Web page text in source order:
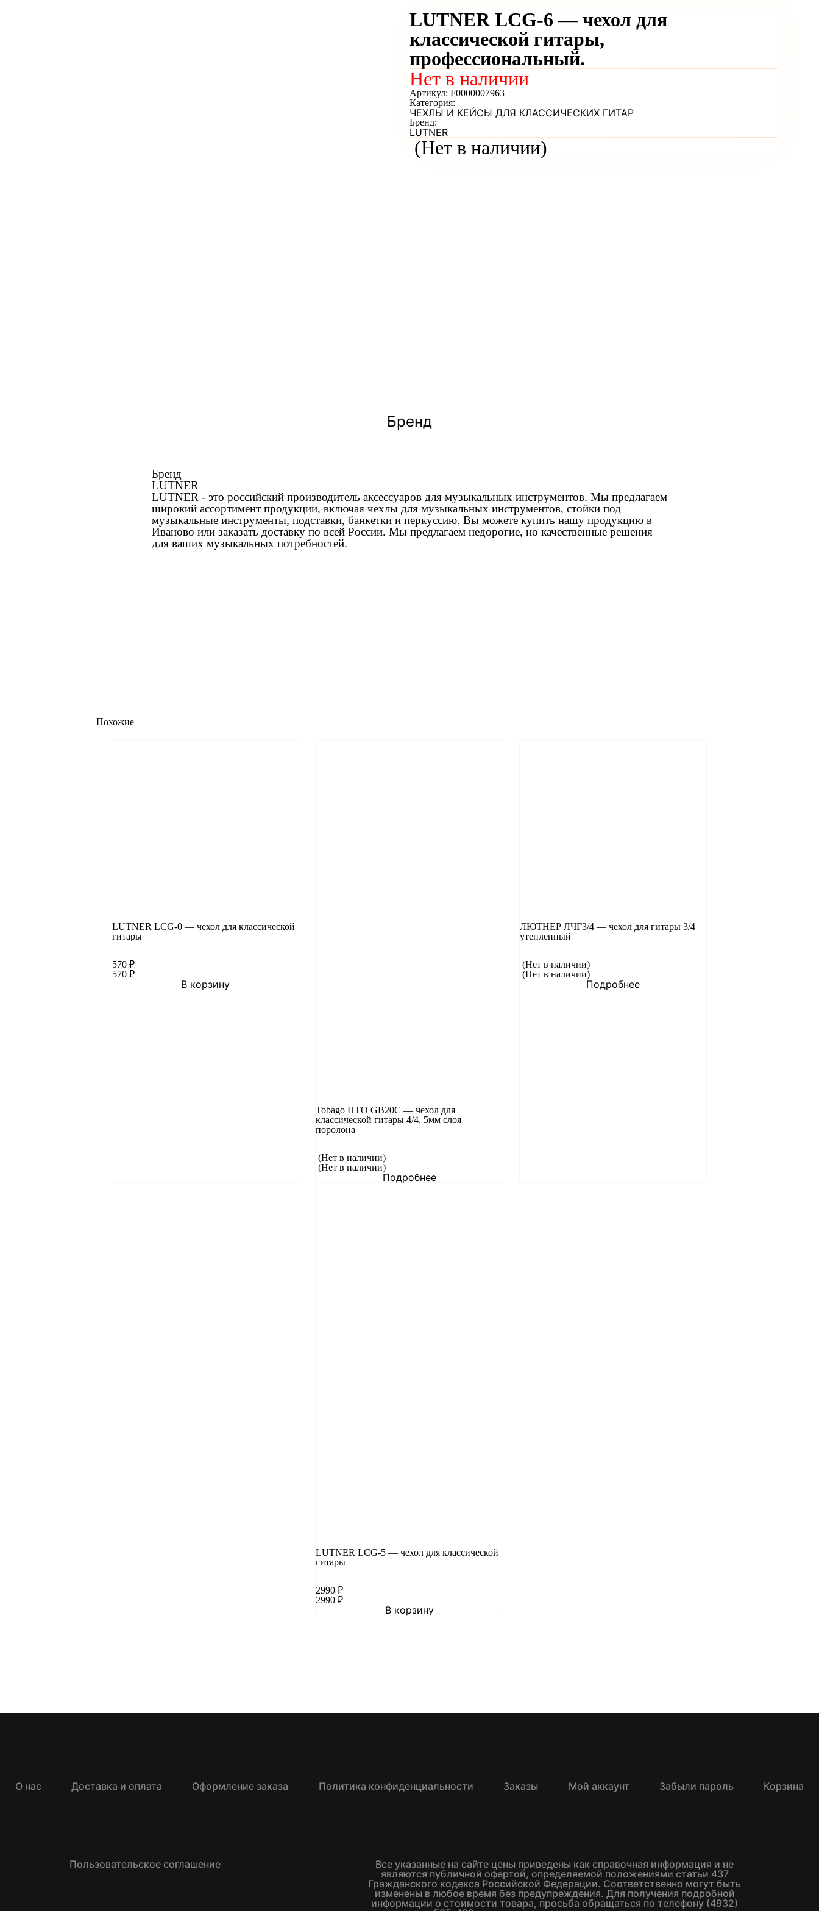
LUTNER LCG-6 — чехол для
классической гитары,
профессиональный.
(Нет в наличии)
Нет в наличии
Артикул: F0000007963
Категория:
ЧЕХЛЫ И КЕЙСЫ ДЛЯ КЛАССИЧЕСКИХ ГИТАР
Бренд:
LUTNER
Бренд
Бренд
LUTNER
LUTNER - это российский производитель аксессуаров для музыкальных инструментов. Мы предлагаем
широкий ассортимент продукции, включая чехлы для музыкальных инструментов, стойки под
музыкальные инструменты, подставки, банкетки и перкуссию. Вы можете купить нашу продукцию в
Иваново или заказать доставку по всей России. Мы предлагаем недорогие, но качественные решения
для ваших музыкальных потребностей.
Похожие
LUTNER LCG-0 — чехол для классической
гитары
570 ₽
570 ₽
В корзину
Tobago HTO GB20C — чехол для
классической гитары 4/4, 5мм слоя
поролона
(Нет в наличии)
(Нет в наличии)
Подробнее
ЛЮТНЕР ЛЧГ3/4 — чехол для гитары 3/4
утепленный
(Нет в наличии)
(Нет в наличии)
Подробнее
LUTNER LCG-5 — чехол для классической
гитары
2990₽
2990₽
В корзину
О нас Доставка и оплата Оформление заказа Политика конфиденциальности Заказы Мой аккаунт Забыли пароль Корзина
Пользовательское соглашение
Все указанные на сайте цены приведены как справочная информация и не
являются публичной офертой, определяемой положениями статьи 437
Гражданского кодекса Российской Федерации. Соответственно могут быть
изменены в любое время без предупреждения. Для получения подробной
информации о стоимости товара, просьба обращаться по телефону (4932)